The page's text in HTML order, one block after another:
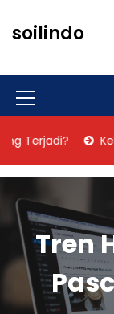
t
c
t
soilindo
M
e
n
I
c
o
n
Tren